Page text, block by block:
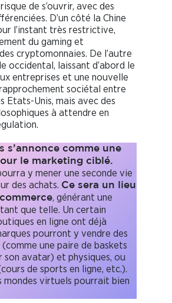
de s’ouvrir, avec des
D’un côté la Chine
l’instant très restrictive,
du gaming et
cryptomonnaies. De l’autre
occidental, laissant d’abord le
entreprises et une nouvelle
sociétal entre
Etats-Unis, mais avec des
à attendre en
s’annonce comme une
le marketing ciblé.
y mener une seconde vie
des achats. Ce sera un lieu
, générant une
que telle. Un certain
en ligne ont déjà
pourront y vendre des
une paire de baskets
son avatar) et physiques, ou
de sports en ligne, etc.).
mondes virtuels pourrait bien